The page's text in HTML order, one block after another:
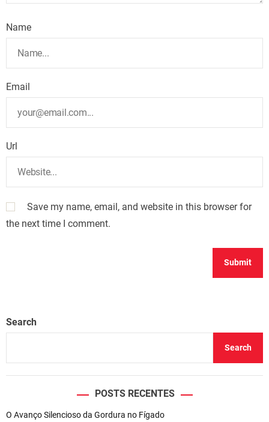
Name
Email
Url
Save my name, email, and website in this browser for
the next time I comment.
Search
Search
POSTS RECENTES
O Avanço Silencioso da Gordura no Fígado